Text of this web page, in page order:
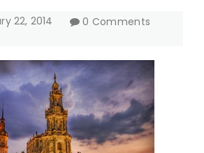
22, 2014 0 Comments